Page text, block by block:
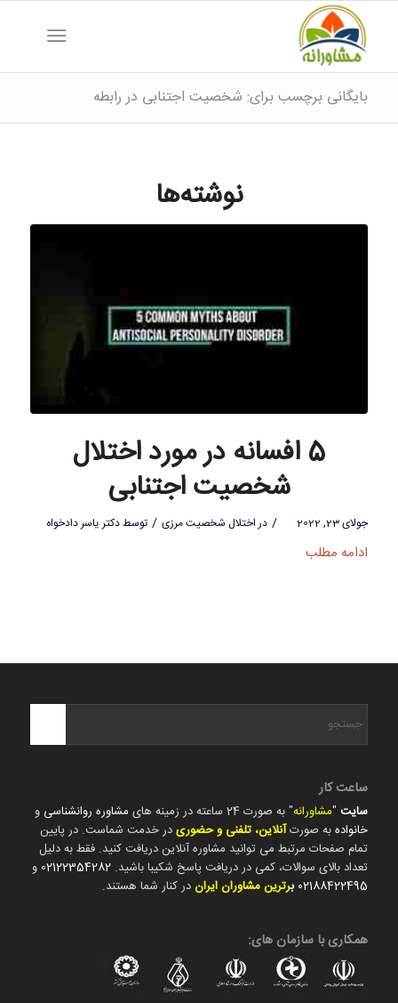
بایگانی برچسب برای: شخصیت اجتنابی در رابطه
نوشته‌ها
5 افسانه در مورد اختلال
شخصیت اجتنابی
جولای 23, 2022 / دراختلال شخصیت مرزی / توسطدکتر یاسر دادخواه
ادامه مطلب
ساعت کار
سایت"مشاورانه" به صورت 24 ساعته در زمینه های مشاوره روانشناسی و
خانوادهبه صورتآنلاین، تلفنی و حضوریدر خدمت شماست. در پایین
تمام صفحات مرتبط می توانید مشاوره آنلاین دریافت کنید. فقط به دلیل
تعداد بالای سوالات، کمی در دریافت پاسخ شکیبا باشید. 02122354282 و
02188422495 برترین مشاوران ایراندر کنار شما هستند.
همکاری با سازمان های: